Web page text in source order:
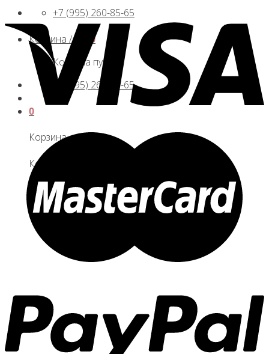
+7 (995) 260-85-65
Корзина /
0
Корзина пуста.
+7 (995) 260-85-65
0
Корзина
Корзина пуста.